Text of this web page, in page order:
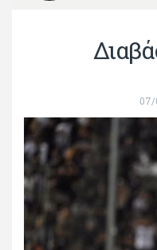
07/